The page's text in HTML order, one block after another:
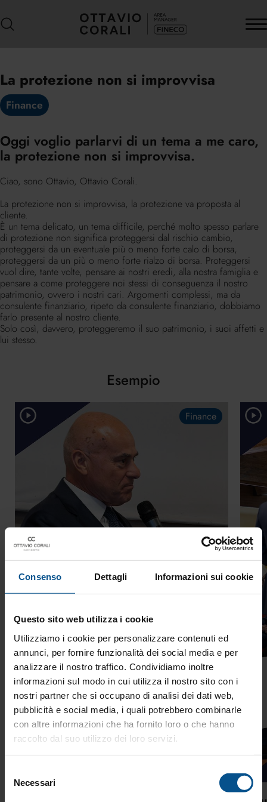
Consenso Dettagli Informazioni sui cookie
Questo sito web utilizza i cookie
Utilizziamo i cookie per personalizzare contenuti ed
annunci, per fornire funzionalità dei social media e per
analizzare il nostro traffico. Condividiamo inoltre
informazioni sul modo in cui utilizza il nostro sito con i
nostri partner che si occupano di analisi dei dati web,
pubblicità e social media, i quali potrebbero combinarle
con altre informazioni che ha fornito loro o che hanno
raccolto dal suo utilizzo dei loro servizi.
delNecessari
La protezione non si improvvisa
Finance
Oggi voglio parlarvi di un tema a me caro,
la protezione non si improvvisa.
Ciao, sono Ottavio, Ottavio Corali.
La protezione non si improvvisa, la protezione va proposta al
cliente.
È un tema delicato, un tema difficile, perché molto spesso parlare
di protezione non significa proteggersi dal rischio cambio,
proteggersi da un eventuale più o meno forte calo di borsa,
proteggersi da un più o meno forte rialzo di borsa. Proteggersi
vuol dire, tante volte, pensare ai nostri eredi, alla nostra famiglia e
pensare a come proteggere noi stessi di conseguenza il nostro
patrimonio, ovvero i nostri cari. Argomenti complessi, ma da
consulente finanziario, ripeto da consulente finanziario, dobbiamo
farlo presente al nostro cliente.
Solo così, davvero, proteggeremo il suo patrimonio, i suoi affetti e
lui stesso.
Esempio
Finance